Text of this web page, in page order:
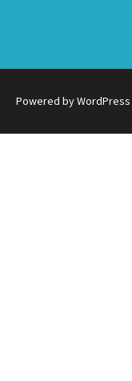
Powered by WordPress